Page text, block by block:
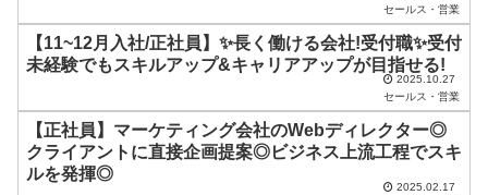
ま
ま
し
セールス・営業
【11~12月入社/正社員】✨長く働ける会社!受付職✨受付
未経験でもスキルアップ&キャリアアップが目指せる!
2025.10.27
セールス・営業
【正社員】マーケティング会社のWebディレクター◎
クライアントに直接企画提案◎ビジネス上流工程でスキ
ルを発揮◎
2025.02.17